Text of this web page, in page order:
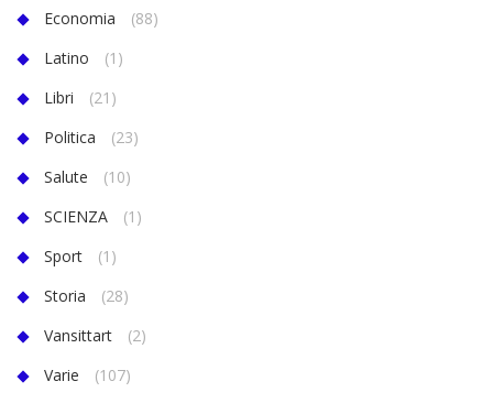
Economia
(88)
Latino
(1)
Libri
(21)
Politica
(23)
Salute
(10)
SCIENZA
(1)
Sport
(1)
Storia
(28)
Vansittart
(2)
Varie
(107)